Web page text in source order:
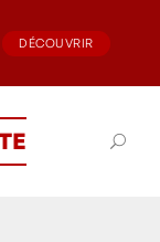
DÉCOUVRIR